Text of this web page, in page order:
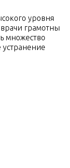
уровня
грамотны
множество